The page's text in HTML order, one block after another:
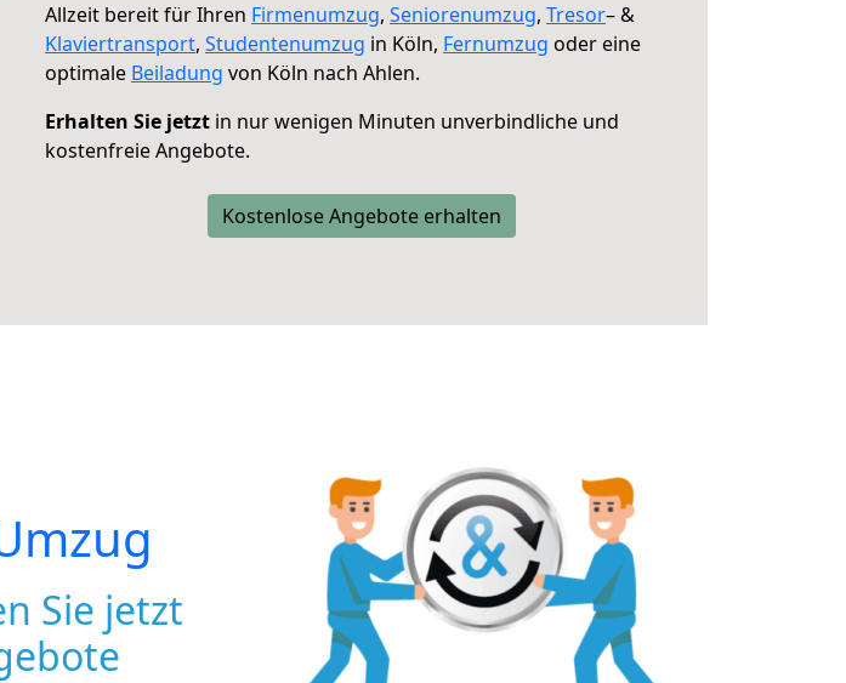
Allzeit bereit für Ihren Firmenumzug, Seniorenumzug, Tresor– &
Klaviertransport, Studentenumzug in Köln, Fernumzug oder eine
optimale Beiladung von Köln nach Ahlen.
Erhalten Sie jetzt in nur wenigen Minuten unverbindliche und
kostenfreie Angebote.
Kostenlose Angebote erhalten
Sie jetzt